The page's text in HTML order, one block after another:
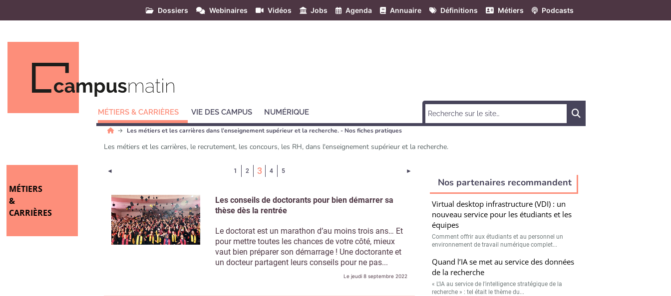
Dossiers Webinaires Vidéos Jobs Agenda Annuaire Définitions Métiers Podcasts
MÉTIERS & CARRIÈRES VIE DES CAMPUS NUMÉRIQUE
Les métiers et les carrières dans l’enseignement supérieur et la recherche. - Nos fiches pratiques
Les métiers et les carrières, le recrutement, les concours, les RH, dans l'enseignement supérieur et la recherche.
MÉTIERS
&
CARRIÈRES
◄ 1 2 3(Page courante)
4 5 ►
Les conseils de doctorants pour bien démarrer sa
thèse dès la rentrée
Le doctorat est un marathon d’au moins trois ans… Et
pour mettre toutes les chances de votre côté, mieux
vaut bien préparer son démarrage ! Une doctorante et
un docteur partagent leurs conseils pour ne pas...
Le jeudi 8 septembre 2022
Nos partenaires recommandent
Virtual desktop infrastructure (VDI) : un
nouveau service pour les étudiants et les
équipes
Comment offrir aux étudiants et au personnel un
environnement de travail numérique complet...
Quand l’IA se met au service des données
de la recherche
« L’IA au service de l’intelligence stratégique de la
recherche » : tel était le thème du...